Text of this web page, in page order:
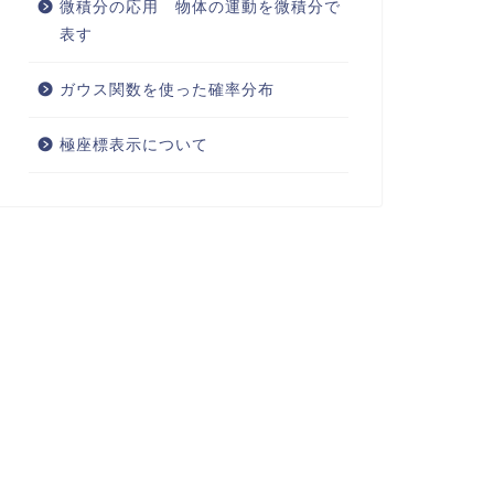
微積分の応用 物体の運動を微積分で
表す
ガウス関数を使った確率分布
極座標表示について